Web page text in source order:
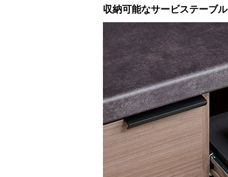
収納可能なサービステーブル